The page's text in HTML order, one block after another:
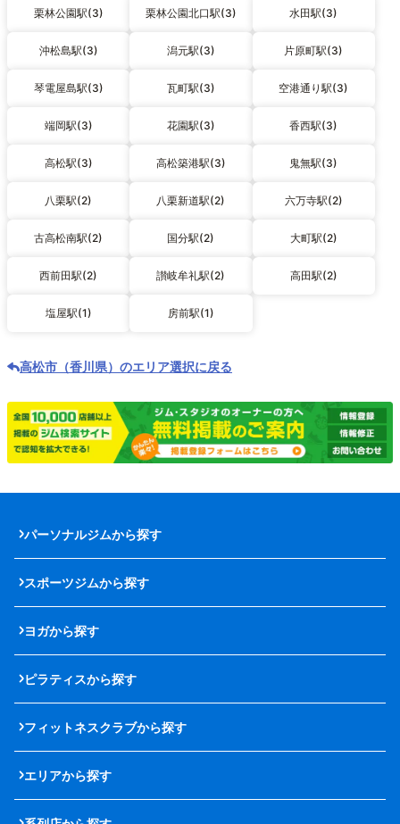
栗林公園駅(3) 栗林公園北口駅(3) 水田駅(3)
沖松島駅(3) 潟元駅(3) 片原町駅(3)
琴電屋島駅(3) 瓦町駅(3) 空港通り駅(3)
端岡駅(3) 花園駅(3) 香西駅(3)
高松駅(3) 高松築港駅(3) 鬼無駅(3)
八栗駅(2) 八栗新道駅(2) 六万寺駅(2)
古高松南駅(2) 国分駅(2) 大町駅(2)
西前田駅(2) 讃岐牟礼駅(2) 高田駅(2)
塩屋駅(1) 房前駅(1)
高松市（香川県）のエリア選択に戻る
パーソナルジムから探す
スポーツジムから探す
ヨガから探す
ピラティスから探す
フィットネスクラブから探す
エリアから探す